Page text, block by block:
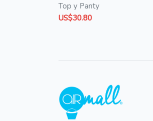
Top y Panty
US$30.80